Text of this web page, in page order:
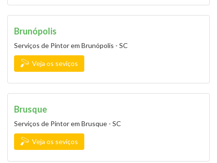
Brunópolis
Serviços de Pintor em Brunópolis - SC
Veja os seviços
Brusque
Serviços de Pintor em Brusque - SC
Veja os seviços